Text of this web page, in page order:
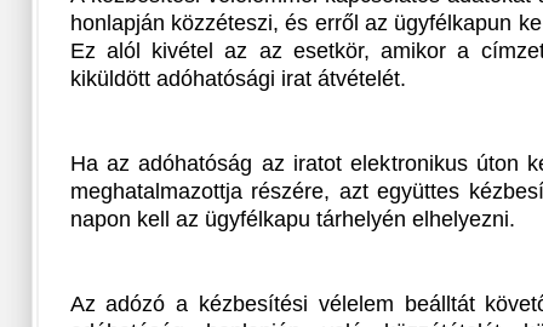
honlapján közzéteszi, és erről az ügyfélkapun
Ez alól kivétel az az esetkör, amikor a
kiküldött adóhatósági irat átvételét.
Ha az adóhatóság az iratot elektronikus úton
meghatalmazottja részére, azt együttes
napon kell az ügyfélkapu tárhelyén elhelyezni.
Az adózó a kézbesítési vélelem beálltát